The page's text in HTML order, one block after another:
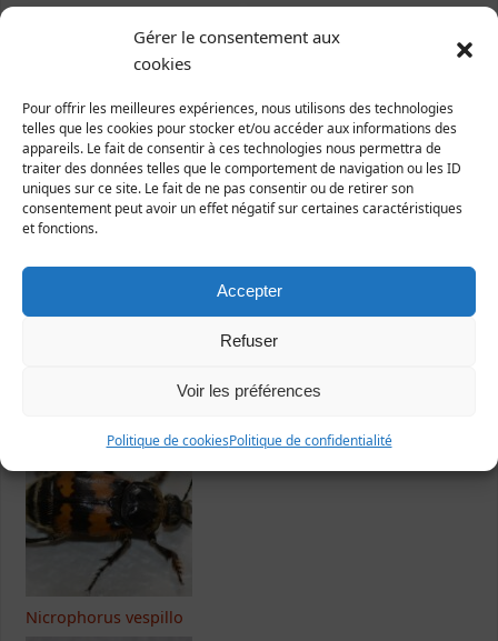
Gérer le consentement aux
cookies
Pour offrir les meilleures expériences, nous utilisons des technologies
telles que les cookies pour stocker et/ou accéder aux informations des
appareils. Le fait de consentir à ces technologies nous permettra de
traiter des données telles que le comportement de navigation ou les ID
uniques sur ce site. Le fait de ne pas consentir ou de retirer son
consentement peut avoir un effet négatif sur certaines caractéristiques
et fonctions.
Accepter
Refuser
Voir les préférences
Politique de cookiesPolitique de confidentialité
Recherche par nom latin ou français
Recherche par la classification
Dernières fiches publiées
Nicrophorus vespillo